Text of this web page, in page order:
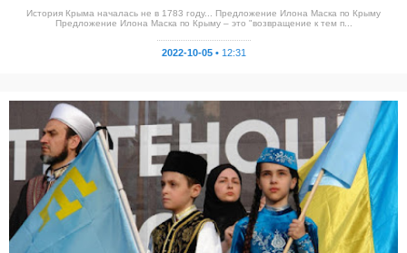
История Крыма началась не в 1783 году... Предложение Илона Маска по Крыму
Предложение Илона Маска по Крыму – это "возвращение к тем п...
2022-10-05 • 12:31